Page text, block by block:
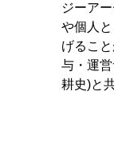
ジーア
や個人
げるこ
与・運
耕史)と